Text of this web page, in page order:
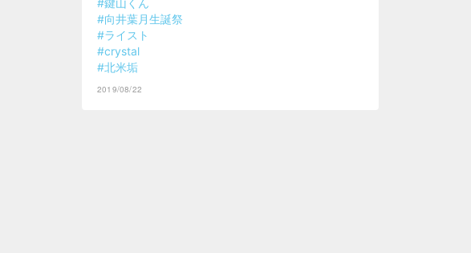
#鍵山くん
#向井葉月生誕祭
#ライスト
#crystal
#北米垢
2019/08/22